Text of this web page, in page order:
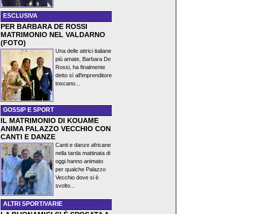
ESCLUSIVA
PER BARBARA DE ROSSI
MATRIMONIO NEL VALDARNO
(FOTO)
Una delle attrici italiane
più amate, Barbara De
Rossi, ha finalmente
detto sì all'imprenditore
toscano...
GOSSIP E SPORT
IL MATRIMONIO DI KOUAME
ANIMA PALAZZO VECCHIO CON
CANTI E DANZE
Canti e danze africane
nella tarda mattinata di
oggi hanno animato
per qualche Palazzo
Vecchio dove si è
svolto...
ALTRI SPORT/VARIE